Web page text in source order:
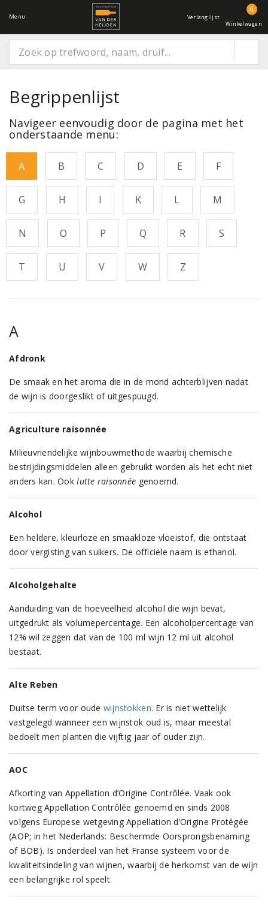
Menu Verlanglijst
0
Winkelwagen
Begrippenlijst
Navigeer eenvoudig door de pagina met het
onderstaande menu:
A B C D E F
G H I K L M
N O P Q R S
T U V W Z
A
Afdronk
De smaak en het aroma die in de mond achterblijven nadat
de wijn is doorgeslikt of uitgespuugd.
Agriculture raisonnée
Milieuvriendelijke wijnbouwmethode waarbij chemische
bestrijdingsmiddelen alleen gebruikt worden als het echt niet
anders kan. Ooklutte raisonnée genoemd.
Alcohol
Een heldere, kleurloze en smaakloze vloeistof, die ontstaat
door vergisting van suikers. De officiële naam is ethanol.
Alcoholgehalte
Aanduiding van de hoeveelheid alcohol die wijn bevat,
uitgedrukt als volumepercentage. Een alcoholpercentage van
12% wil zeggen dat van de 100 ml wijn 12 ml uit alcohol
bestaat.
Alte Reben
Duitse term voor oude wijnstokken. Er is niet wettelijk
vastgelegd wanneer een wijnstok oud is, maar meestal
bedoelt men planten die vijftig jaar of ouder zijn.
AOC
Afkorting van Appellation d’Origine Contrôlée. Vaak ook
kortweg Appellation Contrôlée genoemd en sinds 2008
volgens Europese wetgeving Appellation d’Origine Protégée
(AOP; in het Nederlands: Beschermde Oorsprongsbenaming
of BOB). Is onderdeel van het Franse systeem voor de
kwaliteitsindeling van wijnen, waarbij de herkomst van de wijn
een belangrijke rol speelt.